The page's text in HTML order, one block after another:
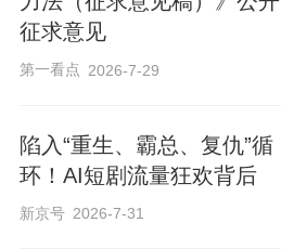
征求意见
第一看点 2026-7-29
陷入“重生、霸总、复仇”循
环！AI短剧流量狂欢背后
新京号 2026-7-31